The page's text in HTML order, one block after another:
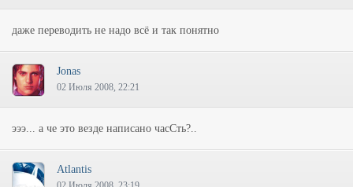
даже переводить не надо всё и так понятно
Jonas
02 Июля 2008, 22:21
эээ... а че это везде написано часСть?..
Atlantis